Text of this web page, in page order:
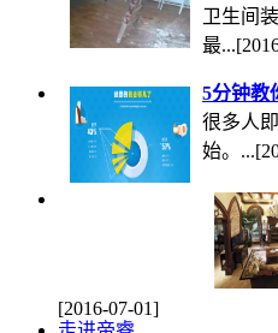
卫生间
最...
5分钟教
很多人
始。...
[2016-07-01]